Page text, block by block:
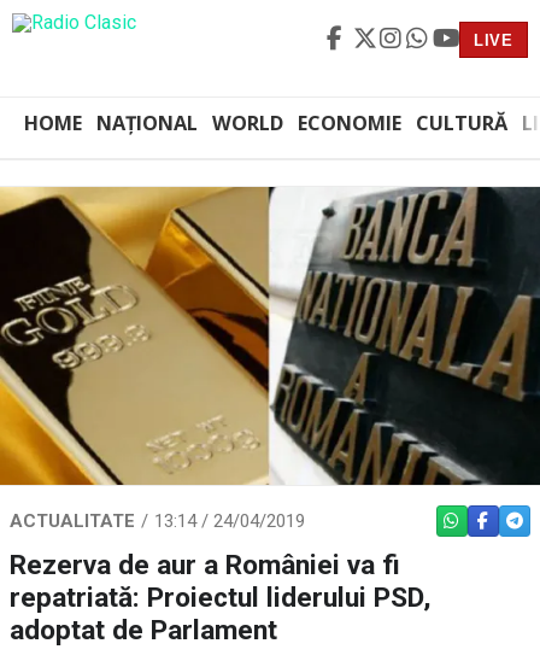
LIVE
HOME NAȚIONAL WORLD ECONOMIE CULTURĂ
ACTUALITATE 13:14 / 24/04/2019 WHATSAPP
Rezerva de aur a României va fi
repatriată: Proiectul liderului PSD,
adoptat de Parlament